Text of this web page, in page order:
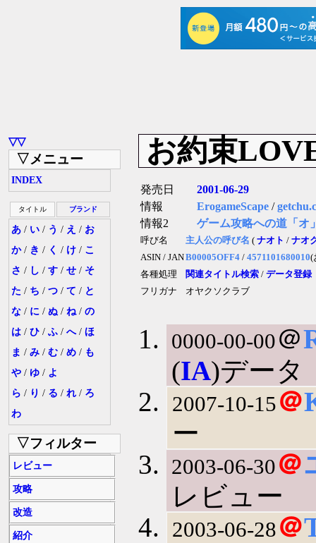
▽▽
▽メニュー
INDEX
タイトル ブランド
あ / い / う / え / お
か/ き / く / け / こ
さ / し / す / せ / そ
た / ち / つ / て / と
な / に / ぬ / ね / の
は / ひ / ふ / へ/ ほ
ま / み / む / め / も
や / ゆ / よ
ら / り / る / れ / ろ
わ
▽フィルター
レビュー
攻略
改造
紹介
お約束
発売日
2001-06-29
情報
ErogameScape /
情報2
ゲーム攻略への道「オ
呼び名 主人公の呼び名 ( ナオト / ナオ
ASIN / JANB00005OFF4 / 4571101680010(
各種処理
関連タイトル検索 / データ登録
フリガナ
オヤクソクラブ
0000-00-00＠
(IA)データ
2007-10-15＠
ー
2003-06-30＠
レビュー
2003-06-28＠